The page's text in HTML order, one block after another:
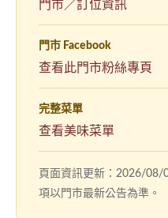
門市／訂位資訊
門市 Facebook
查看此門市粉絲專頁
開
完整菜單
查看美味菜單
頁面資訊更新：2026/08/
項以門市最新公告為準。